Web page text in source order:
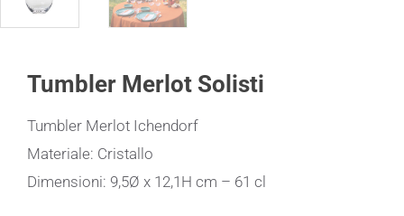
Tumbler Merlot Solisti
Tumbler Merlot Ichendorf
Materiale: Cristallo
Dimensioni: 9,5Ø x 12,1H cm – 61 cl